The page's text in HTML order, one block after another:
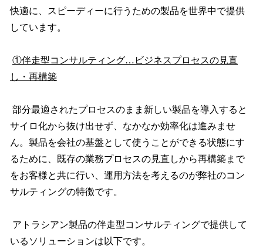
快適に、スピーディーに行うための製品を世界中で提供
しています。
①伴走型コンサルティング…ビジネスプロセスの見直
し・再構築
部分最適されたプロセスのまま新しい製品を導入すると
サイロ化から抜け出せず、なかなか効率化は進みませ
ん。製品を会社の基盤として使うことができる状態にす
るために、既存の業務プロセスの見直しから再構築まで
をお客様と共に行い、運用方法を考えるのが弊社のコン
サルティングの特徴です。
アトラシアン製品の伴走型コンサルティングで提供して
いるソリューションは以下です。